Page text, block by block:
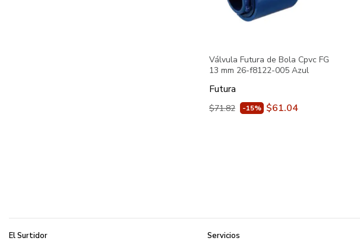
Válvula Futura de Bola Cpvc FG
13 mm 26-f8122-005 Azul
Futura
$71.82 -15% $61.04
El Surtidor
Servicios